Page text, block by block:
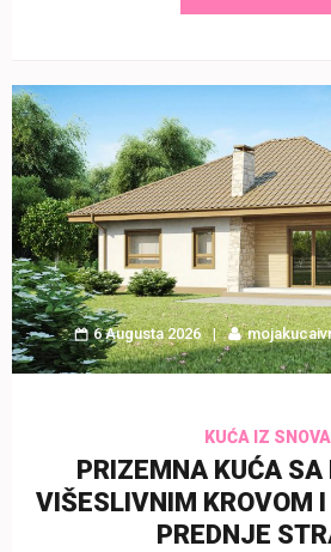
6 Augusta 2026
KUĆA IZ SNOVA
PRIZEMNA KUĆA SA
VIŠESLIVNIM KROVOM
PREDNJE